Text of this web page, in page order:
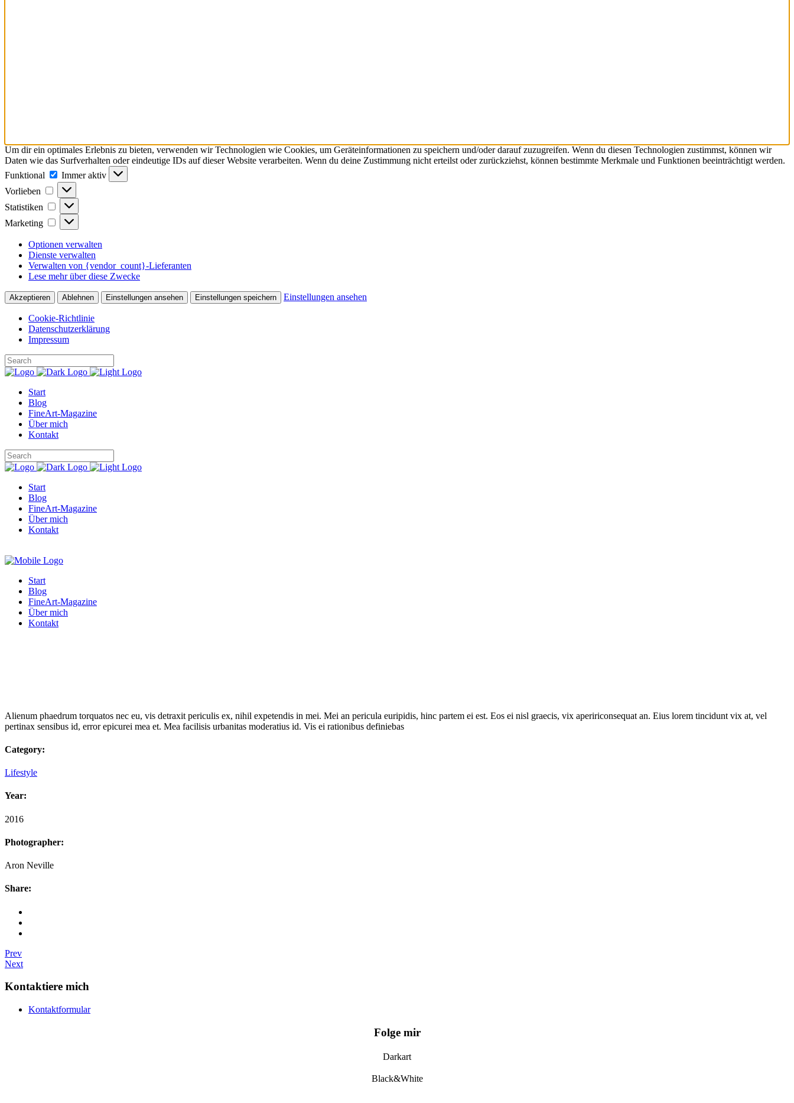
Um dir ein optimales Erlebnis zu bieten, verwenden wir Technologien wie Cookies, um Geräteinformationen zu speichern und/oder darauf zuzugreifen. Wenn du diesen Technologien zustimmst, können wir
Daten wie das Surfverhalten oder eindeutige IDs auf dieser Website verarbeiten. Wenn du deine Zustimmung nicht erteilst oder zurückziehst, können bestimmte Merkmale und Funktionen beeinträchtigt werden.
Funktional
Funktional
Immer aktiv
Vorlieben
Vorlieben
Statistiken Statistiken
Marketing Marketing
Optionen verwalten
Dienste verwalten
Verwalten von {vendor_count}-Lieferanten
Lese mehr über diese Zwecke
Akzeptieren Ablehnen Einstellungen ansehen Einstellungen speichern Einstellungen ansehen
Cookie-Richtlinie
Datenschutzerklärung
Impressum
Start
Blog
FineArt-Magazine
Über mich
Kontakt
Start
Blog
FineArt-Magazine
Über mich
Kontakt
Start
Blog
FineArt-Magazine
Über mich
Kontakt
Alienum phaedrum torquatos nec eu, vis detraxit periculis ex, nihil expetendis in mei. Mei an pericula euripidis, hinc partem ei est. Eos ei nisl graecis, vix apeririconsequat an. Eius lorem tincidunt vix at, vel
pertinax sensibus id, error epicurei mea et. Mea facilisis urbanitas moderatius id. Vis ei rationibus definiebas
Category:
Lifestyle
Year:
2016
Photographer:
Aron Neville
Share:
Prev
Next
Kontaktiere mich
Kontaktformular
Folge mir
Darkart
Black&White